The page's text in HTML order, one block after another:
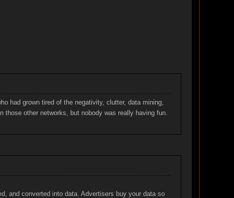
had grown tired of the negativity, clutter, data mining,
other networks, but nobody was really having fun.
and converted into data. Advertisers buy your data so